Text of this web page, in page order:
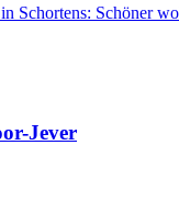
Schortens: Schöner
Jever